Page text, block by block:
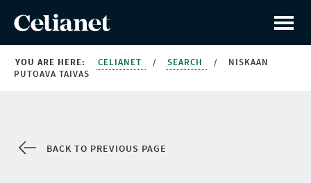
YOU ARE HERE: CELIANET / SEARCH /
NISKAAN
PUTOAVA TAIVAS
BACK TO PREVIOUS PAGE